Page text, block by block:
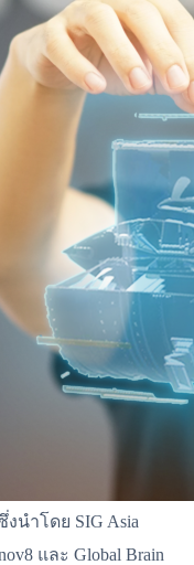
นำโดย SIG Asia
และ Global Brain